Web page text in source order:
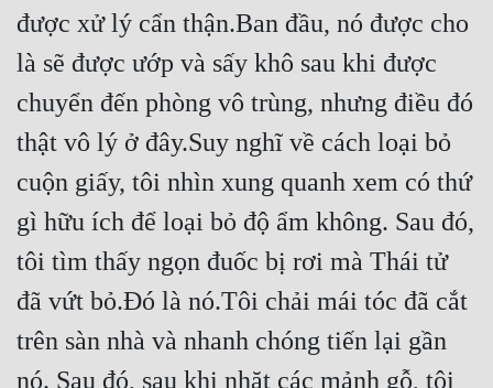
Sắc
Sủng
Thanh Xuân
Tiên Hiệp
Tiểu Thuyết
Trinh Thám
Trọng Sinh
được xử lý cẩn thận.Ban đầu, nó được cho
là sẽ được ướp và sấy khô sau khi được
chuyển đến phòng vô trùng, nhưng điều đó
thật vô lý ở đây.Suy nghĩ về cách loại bỏ
cuộn giấy, tôi nhìn xung quanh xem có thứ
gì hữu ích để loại bỏ độ ẩm không. Sau đó,
tôi tìm thấy ngọn đuốc bị rơi mà Thái tử
đã vứt bỏ.Đó là nó.Tôi chải mái tóc đã cắt
trên sàn nhà và nhanh chóng tiến lại gần
nó. Sau đó, sau khi nhặt các mảnh gỗ, tôi